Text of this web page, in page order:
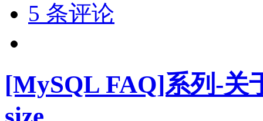
5 条评论
[MySQL FAQ]系列-关